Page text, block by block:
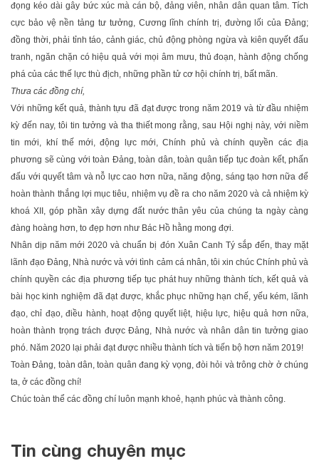
đọng kéo dài gây bức xúc mà cán bộ, đảng viên, nhân dân quan tâm. Tích
cực bảo vệ nền tảng tư tưởng, Cương lĩnh chính trị, đường lối của Đảng;
đồng thời, phải tỉnh táo, cảnh giác, chủ động phòng ngừa và kiên quyết đấu
tranh, ngăn chặn có hiệu quả với mọi âm mưu, thủ đoạn, hành động chống
phá của các thế lực thù địch, những phần tử cơ hội chính trị, bất mãn.
Thưa các đồng chí,
Với những kết quả, thành tựu đã đạt được trong năm 2019 và từ đầu nhiệm
kỳ đến nay, tôi tin tưởng và tha thiết mong rằng, sau Hội nghị này, với niềm
tin mới, khí thế mới, động lực mới, Chính phủ và chính quyền các địa
phương sẽ cùng với toàn Đảng, toàn dân, toàn quân tiếp tục đoàn kết, phấn
đấu với quyết tâm và nỗ lực cao hơn nữa, năng động, sáng tạo hơn nữa để
hoàn thành thắng lợi mục tiêu, nhiệm vụ đề ra cho năm 2020 và cả nhiệm kỳ
khoá XII, góp phần xây dựng đất nước thân yêu của chúng ta ngày càng
đàng hoàng hơn, to đẹp hơn như Bác Hồ hằng mong đợi.
Nhân dịp năm mới 2020 và chuẩn bị đón Xuân Canh Tý sắp đến, thay mặt
lãnh đạo Đảng, Nhà nước và với tình cảm cá nhân, tôi xin chúc Chính phủ và
chính quyền các địa phương tiếp tục phát huy những thành tích, kết quả và
bài học kinh nghiệm đã đạt được, khắc phục những hạn chế, yếu kém, lãnh
đạo, chỉ đạo, điều hành, hoạt động quyết liệt, hiệu lực, hiệu quả hơn nữa,
hoàn thành trọng trách được Đảng, Nhà nước và nhân dân tin tưởng giao
phó. Năm 2020 lại phải đạt được nhiều thành tích và tiến bộ hơn năm 2019!
Toàn Đảng, toàn dân, toàn quân đang kỳ vọng, đòi hỏi và trông chờ ở chúng
ta, ở các đồng chí!
Chúc toàn thể các đồng chí luôn mạnh khoẻ, hạnh phúc và thành công.
Tin cùng chuyên mục